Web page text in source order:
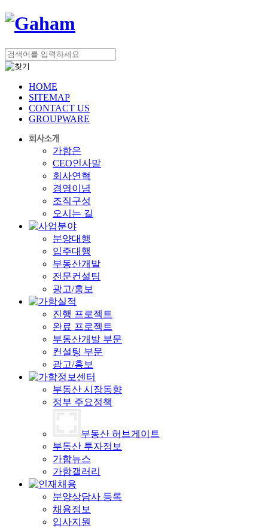
HOME
SITEMAP
CONTACT US
GROUPWARE
가함은
CEO인사말
회사연혁
경영이념
조직구성
오시는 길
분양대행
입주대행
부동산개발
전문컨설팅
광고/홍보
진행 프로젝트
완료 프로젝트
부동산개발 부문
컨설팅 부문
광고/홍보
부동산 시장동향
정부 주요정책
부동산 허브게이트
부동산 투자정보
가함뉴스
가함갤러리
분양상담사 등록
채용정보
입사지원